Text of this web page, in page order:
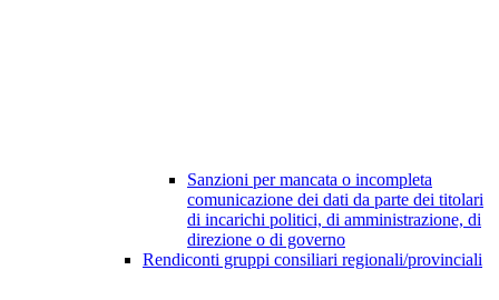
Sanzioni per mancata o incompleta
comunicazione dei dati da parte dei titolari
di incarichi politici, di amministrazione, di
direzione o di governo
Rendiconti gruppi consiliari regionali/provinciali